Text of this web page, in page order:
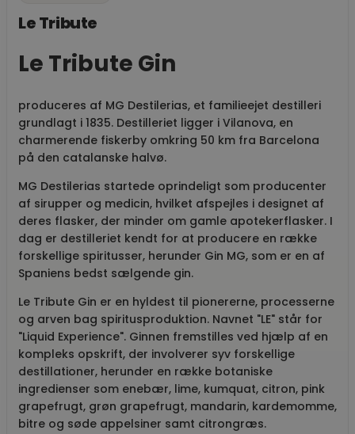
Le Tribute
Le Tribute Gin
produceres af MG Destilerias, et familieejet destilleri
grundlagt i 1835. Destilleriet ligger i Vilanova, en
charmerende fiskerby omkring 50 km fra Barcelona
på den catalanske halvø.
MG Destilerias startede oprindeligt som producenter
af sirupper og medicin, hvilket afspejles i designet af
deres flasker, der minder om gamle apotekerflasker. I
dag er destilleriet kendt for at producere en række
forskellige spiritusser, herunder Gin MG, som er en af
Spaniens bedst sælgende gin.
Le Tribute Gin er en hyldest til pionererne, processerne
og arven bag spiritusproduktion. Navnet "LE" står for
"Liquid Experience". Ginnen fremstilles ved hjælp af en
kompleks opskrift, der involverer syv forskellige
destillationer, herunder en række botaniske
ingredienser som enebær, lime, kumquat, citron, pink
grapefrugt, grøn grapefrugt, mandarin, kardemomme,
bitre og søde appelsiner samt citrongræs.